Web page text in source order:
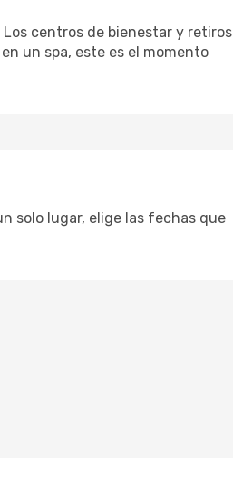
centros de bienestar y retiros
un spa, este es el momento
solo lugar, elige las fechas que